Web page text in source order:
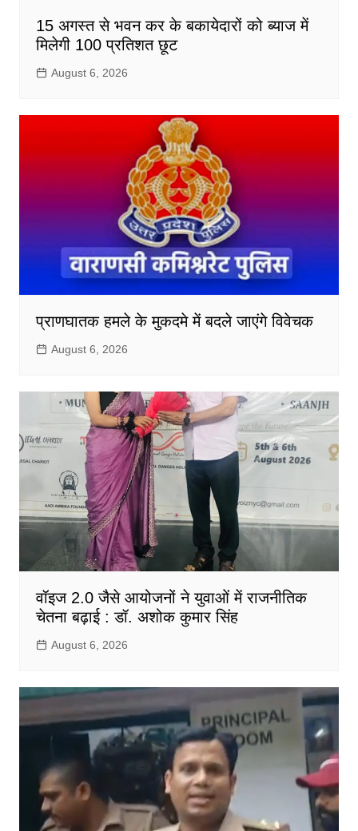
15 अगस्त से भवन कर के बकायेदारों को ब्याज में
मिलेगी 100 प्रतिशत छूट
August 6, 2026
प्राणघातक हमले के मुकदमे में बदले जाएंगे विवेचक
August 6, 2026
वॉइज 2.0 जैसे आयोजनों ने युवाओं में राजनीतिक
चेतना बढ़ाई : डॉ. अशोक कुमार सिंह
August 6, 2026